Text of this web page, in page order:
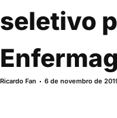
seletivo
Ricardo Fan 6 de novembro de